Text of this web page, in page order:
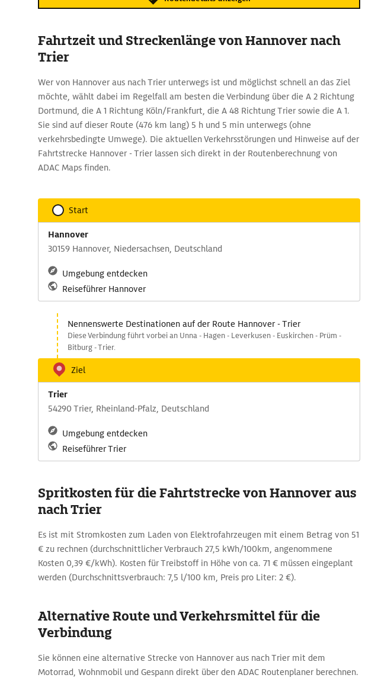
Fahrtzeit und Streckenlänge von Hannover nach
Trier
Wer von Hannover aus nach Trier unterwegs ist und möglichst schnell an das Ziel
möchte, wählt dabei im Regelfall am besten die Verbindung über die A 2 Richtung
Dortmund, die A 1 Richtung Köln/Frankfurt, die A 48 Richtung Trier sowie die A 1.
Sie sind auf dieser Route (476 km lang) 5 h und 5 min unterwegs (ohne
verkehrsbedingte Umwege). Die aktuellen Verkehrsstörungen und Hinweise auf der
Fahrtstrecke Hannover - Trier lassen sich direkt in der Routenberechnung von
ADAC Maps finden.
Start
Hannover
30159 Hannover, Niedersachsen, Deutschland
Umgebung entdecken
Reiseführer Hannover
Nennenswerte Destinationen auf der Route Hannover - Trier
Diese Verbindung führt vorbei an Unna - Hagen - Leverkusen - Euskirchen - Prüm -
Bitburg - Trier.
Ziel
Trier
54290 Trier, Rheinland-Pfalz, Deutschland
Umgebung entdecken
Reiseführer Trier
Spritkosten für die Fahrtstrecke von Hannover aus
nach Trier
Es ist mit Stromkosten zum Laden von Elektrofahrzeugen mit einem Betrag von 51
€ zu rechnen (durchschnittlicher Verbrauch 27,5 kWh/100km, angenommene
Kosten 0,39 €/kWh). Kosten für Treibstoff in Höhe von ca. 71 € müssen eingeplant
werden (Durchschnittsverbrauch: 7,5 l/100 km, Preis pro Liter: 2 €).
Alternative Route und Verkehrsmittel für die
Verbindung
Sie können eine alternative Strecke von Hannover aus nach Trier mit dem
Motorrad, Wohnmobil und Gespann direkt über den ADAC Routenplaner berechnen.